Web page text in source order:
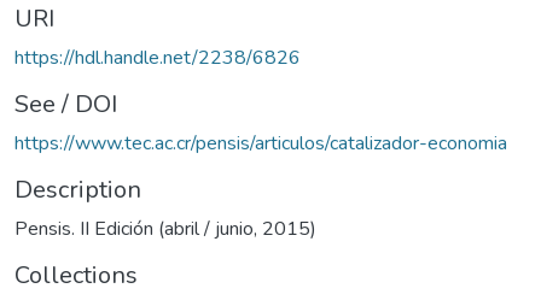
URI
https://hdl.handle.net/2238/6826
See / DOI
https://www.tec.ac.cr/pensis/articulos/catalizador-economia
Description
Pensis. II Edición (abril / junio, 2015)
Collections